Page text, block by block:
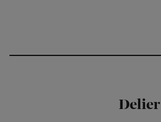
Delier